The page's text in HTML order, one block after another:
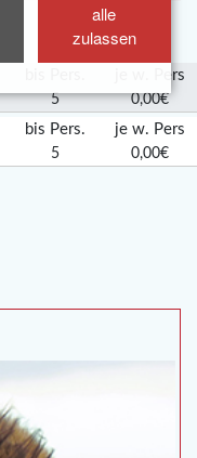
alle
zulassen
je w. Pers
5 0,00€
bis Pers. je w. Pers
5 0,00€